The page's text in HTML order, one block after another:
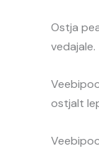
Ostja
vedajale.
ostjalt